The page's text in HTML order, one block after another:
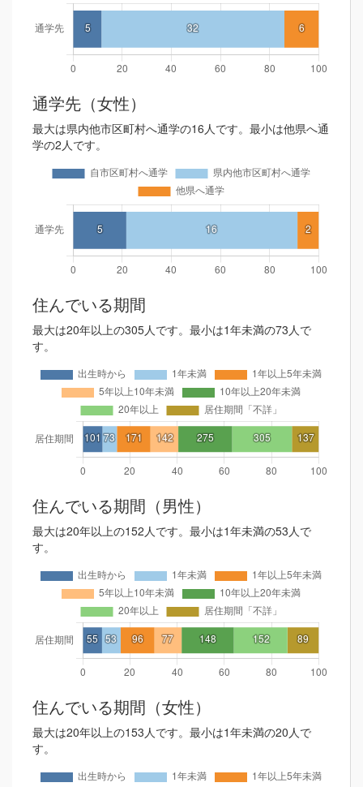
通学先（女性）
最大は県内他市区町村へ通学の16人です。最小は他県へ通
学の2人です。
住んでいる期間
最大は20年以上の305人です。最小は1年未満の73人で
す。
住んでいる期間（男性）
最大は20年以上の152人です。最小は1年未満の53人で
す。
住んでいる期間（女性）
最大は20年以上の153人です。最小は1年未満の20人で
す。